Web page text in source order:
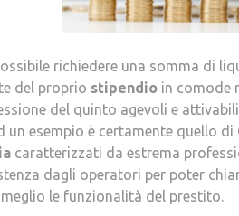
richiedere una somma di
del proprio stipendio in comode
del quinto agevoli e
esempio è certamente quello di
caratterizzati da estrema
dagli operatori per poter
le funzionalità del prestito.